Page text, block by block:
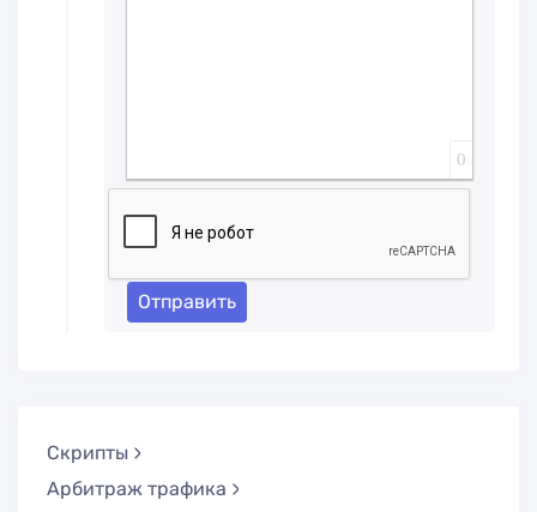
0
Отправить
Скрипты
Арбитраж трафика